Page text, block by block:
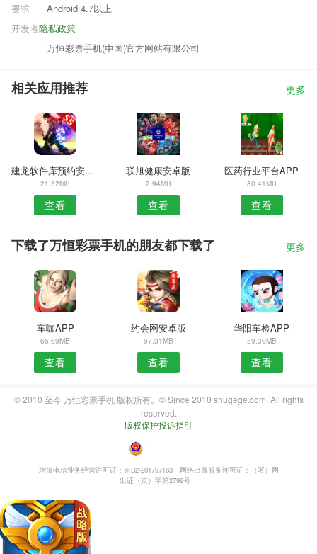
要求
Android 4.7以上
隐私政策
开发者
万恒彩票手机(中国)官方网站有限公司
相关应用推荐 更多
建龙软件库预约安卓版
21.32MB
查看
联旭健康安卓版
2.94MB
查看
医药行业平台APP
80.41MB
查看
下载了万恒彩票手机的朋友都下载了 更多
车咖APP
66.69MB
查看
约会网安卓版
97.31MB
查看
华阳车检APP
59.39MB
查看
© 2010 至今 万恒彩票手机 版权所有。© Since 2010 shugege.com. All rights
reserved.
版权保护投诉指引
・
增值电信业务经营许可证：京B2-201797163
网络出版服务许可证：（署）网
出证（京）字第2799号